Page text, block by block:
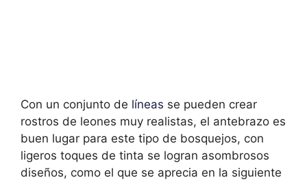
Con un conjunto de líneas se pueden crear
rostros de leones muy realistas, el antebrazo es
buen lugar para este tipo de bosquejos, con
ligeros toques de tinta se logran asombrosos
diseños, como el que se aprecia en la siguiente